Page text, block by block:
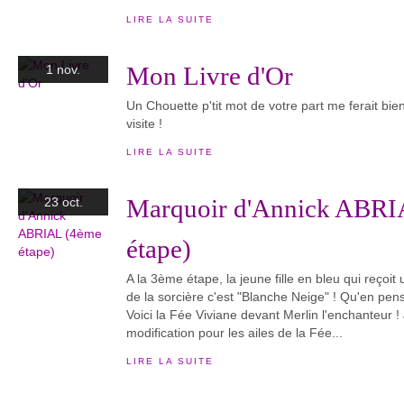
LIRE LA SUITE
1 nov. Mon Livre d'Or
Un Chouette p'tit mot de votre part me ferait
visite !
LIRE LA SUITE
23 oct.
Marquoir d'Annick
étape)
A la 3ème étape, la jeune fille en bleu qui reçoit
de la sorcière c'est "Blanche Neige" ! Qu'en
Voici la Fée Viviane devant Merlin l'enchanteur
modification pour les ailes de la Fée...
LIRE LA SUITE